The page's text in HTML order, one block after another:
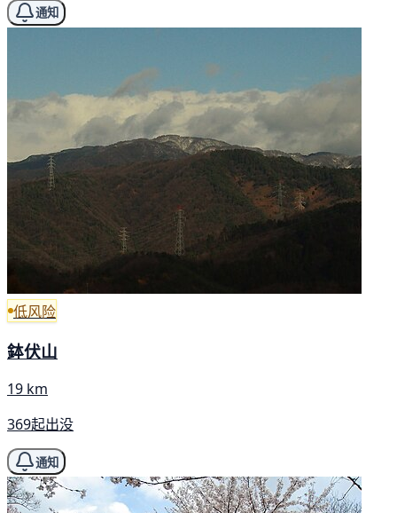
通知
低风险
鉢伏山
19 km
369起出没
通知